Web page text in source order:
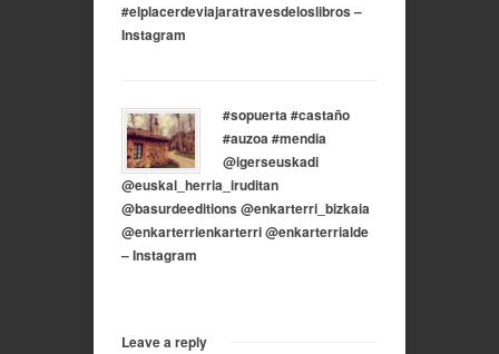
#elplacerdeviajaratravesdeloslibros –
Instagram
#sopuerta #castaño
#auzoa #mendia
@igerseuskadi
@euskal_herria_iruditan
@basurdeeditions @enkarterri_bizkaia
@enkarterrienkarterri @enkarterrialde
– Instagram
Leave a reply